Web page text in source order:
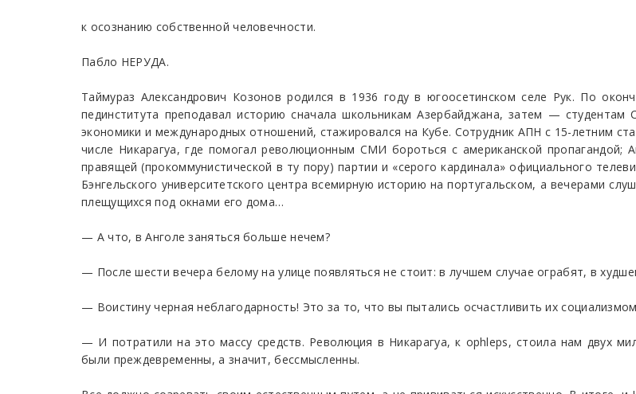
к осознанию собственной человечности.
Пабло НЕРУДА.
Таймураз Александрович Козонов родился в 1936 году в югоосетинском селе Рук. По
пединститута преподавал историю сначала школьникам Азербайджана, затем —
экономики и международных отношений, стажировался на Кубе. Сотрудник АПН с 15-летним
числе Никарагуа, где помогал революционным СМИ бороться с американской пропагандой;
правящей (прокоммунистической в ту пору) партии и «серого кардинала» официального
Бэнгельского университетского центра всемирную историю на португальском, а вечерами
плещущихся под окнами его дома…
— А что, в Анголе заняться больше нечем?
— После шести вечера белому на улице появляться не стоит: в лучшем случае ограбят, в
— Воистину черная неблагодарность! Это за то, что вы пытались осчастливить их
— И потратили на это массу средств. Революция в Никарагуа, к ophleps, стоила нам двух
были преждевременны, а значит, бессмысленны.